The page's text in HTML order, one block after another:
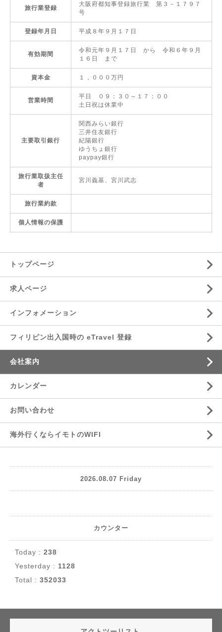
旅行業登録
大阪府都知事登録旅行業 第３－１７９７
号
登録年月日 平成８年９月１７日
有効期間
令和元年９月１７日 から 令和６年９月
１６日 まで
資本金 １，０００万円
営業時間
平日 ０９：３０～１７：００
土日祝は休業中
主要取引銀行
関西みらい銀行
三井住友銀行
紀陽銀行
ゆうちょ銀行
paypay銀行
旅行業取扱主任
者
宮川義基、宮川武志
旅行業約款
個人情報の保護
トップページ
求人ページ
インフォメーション
フィリピン出入国時の eTravel 登録
会社案内
カレンダー
お問い合わせ
海外行くならイモトのWIFI
2026.08.07 Friday
カウンター
Today : 238
Yesterday : 1128
Total : 352033